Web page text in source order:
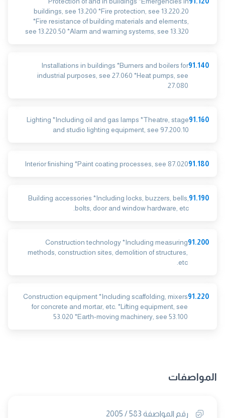
buildings, see 13.200 *Fire protection, see 13.220.20
*Fire resistance of building materials and elements,
see 13.220.50 *Alarm and warning systems, see 13.320
91.140
Installations in buildings *Burners and boilers for
industrial purposes, see 27.060 *Heat pumps, see
27.080
91.160
Lighting *Including oil and gas lamps *Theatre, stage
and studio lighting equipment, see 97.200.10
91.180
Interior finishing *Paint coating processes, see 87.020
91.190
Building accessories *Including locks, buzzers, bells,
bolts, door and window hardware, etc.
91.200
Construction technology *Including measuring
methods, construction sites, demolition of structures,
etc.
91.220
Construction equipment *Including scaffolding, mixers
for concrete and mortar, etc. *Lifting equipment, see
53.020 *Earth-moving machinery, see 53.100
المواصفات
رقم المواصفة 583 / 2005